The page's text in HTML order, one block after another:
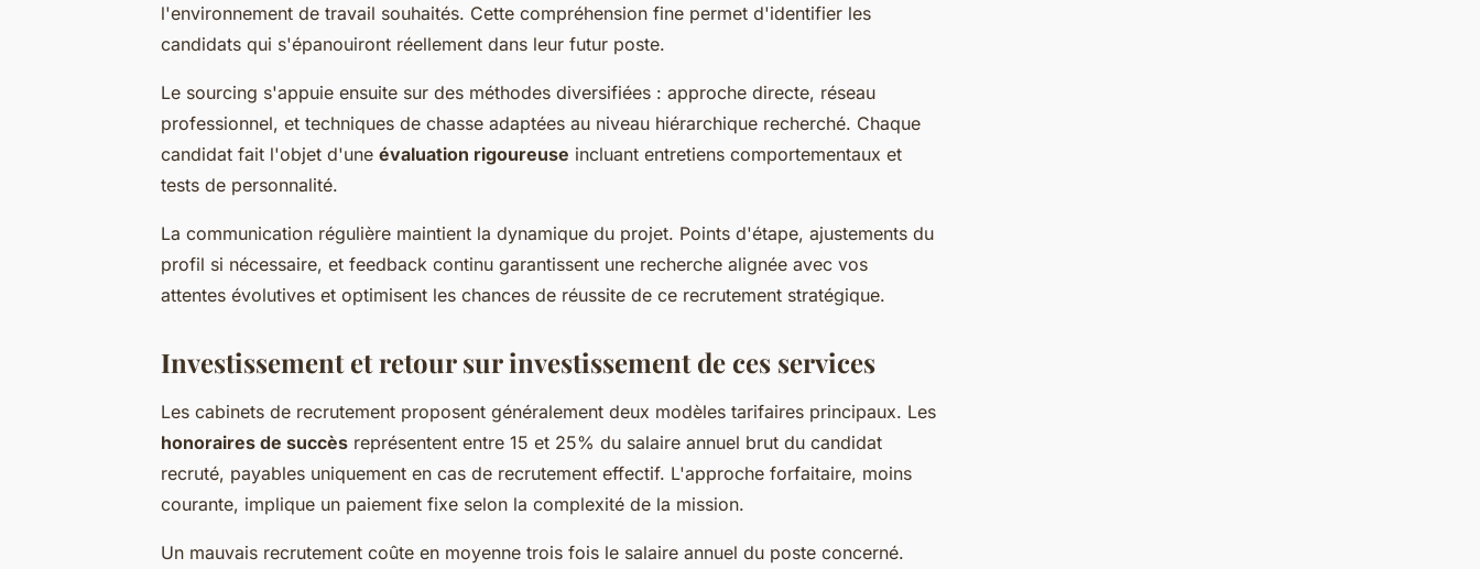
l'environnement de travail souhaités. Cette compréhension fine permet d'identifier les
candidats qui s'épanouiront réellement dans leur futur poste.
Le sourcing s'appuie ensuite sur des méthodes diversifiées : approche directe, réseau
professionnel, et techniques de chasse adaptées au niveau hiérarchique recherché. Chaque
candidat fait l'objet d'une évaluation rigoureuse incluant entretiens comportementaux et
tests de personnalité.
La communication régulière maintient la dynamique du projet. Points d'étape, ajustements du
profil si nécessaire, et feedback continu garantissent une recherche alignée avec vos
attentes évolutives et optimisent les chances de réussite de ce recrutement stratégique.
Investissement et retour sur investissement de ces services
Les cabinets de recrutement proposent généralement deux modèles tarifaires principaux. Les
honoraires de succès représentent entre 15 et 25% du salaire annuel brut du candidat
recruté, payables uniquement en cas de recrutement effectif. L'approche forfaitaire, moins
courante, implique un paiement fixe selon la complexité de la mission.
Un mauvais recrutement coûte en moyenne trois fois le salaire annuel du poste concerné.